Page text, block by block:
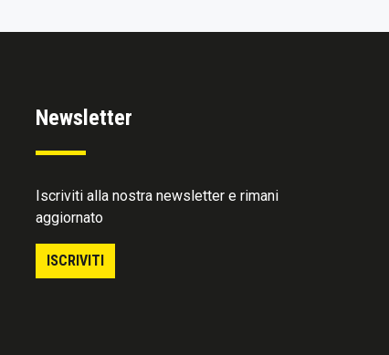
Newsletter
Iscriviti alla nostra newsletter e rimani
aggiornato
ISCRIVITI